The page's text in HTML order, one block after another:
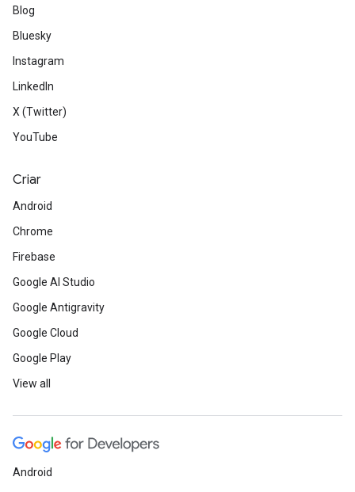
Blog
Bluesky
Instagram
LinkedIn
X (Twitter)
YouTube
Criar
Android
Chrome
Firebase
Google AI Studio
Google Antigravity
Google Cloud
Google Play
View all
Android